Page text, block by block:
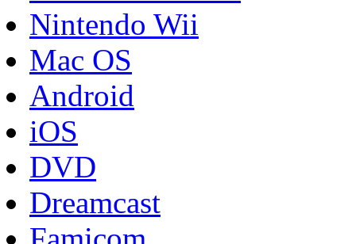
Nintendo Wii
Mac OS
Android
iOS
DVD
Dreamcast